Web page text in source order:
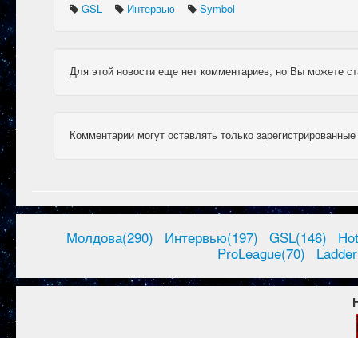
GSL Интервью Symbol
Для этой новости еще нет комментариев, но Вы можете
Комментарии могут оставлять только
Молдова(290) Интервью(197) GSL(146)
ProLeague(70)